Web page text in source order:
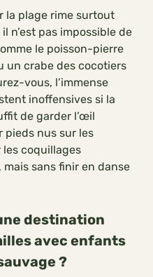
la plage rime surtout
n’est pas impossible de
le poisson-pierre
un crabe des cocotiers
vous, l’immense
inoffensives si la
de garder l’œil
pieds nus sur les
coquillages
mais sans finir en danse
destination
avec enfants
?